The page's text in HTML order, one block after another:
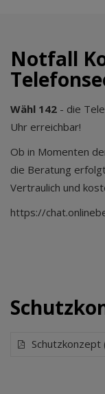
Notfall
Wähl 142 - die
Uhr erreichbar!
Ob in Momenten
die Beratung
Vertraulich und
https://
Schutzkonzept